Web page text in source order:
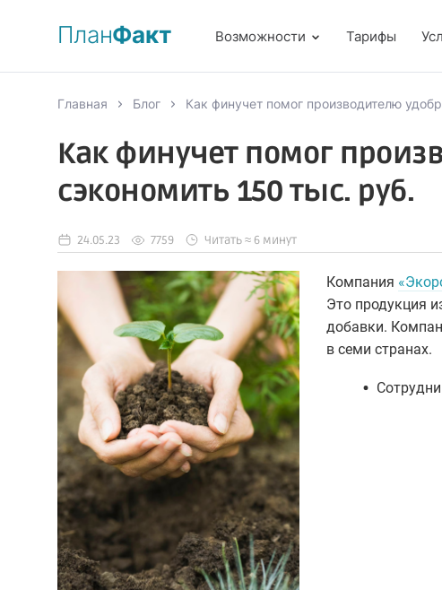
ПланФакт Возможности Тарифы
Главная Блог Как финучет помог производителю
Как финучет помог
сэкономить 150 тыс. руб.
24.05.23 7759 Читать ≈ 6 минут
Компания
Это продукция
добавки.
в семи странах.
•